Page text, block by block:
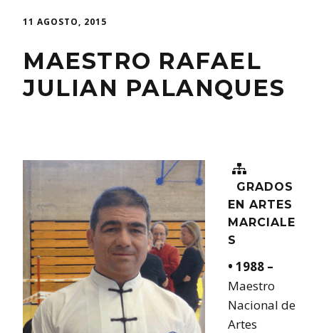
11 AGOSTO, 2015
MAESTRO RAFAEL
JULIAN PALANQUES

GRADOS
EN ARTES
MARCIALE
S
• 1988 –
Maestro
Nacional de
Artes